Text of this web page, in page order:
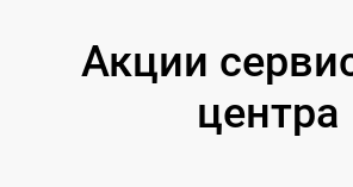
Акции
центра